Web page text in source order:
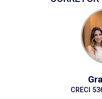
CRECI